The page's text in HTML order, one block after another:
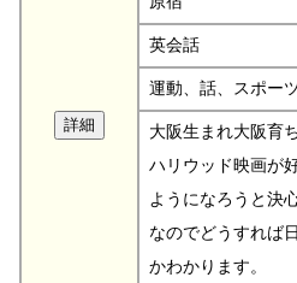
英会話
運動、話、スポー
大阪生まれ大阪育
ハリウッド映画が
ようになろうと決
なのでどうすれば
かわかります。